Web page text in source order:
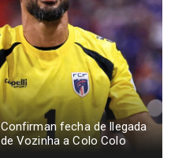
Confirman fecha de llegada
de Vozinha a Colo Colo